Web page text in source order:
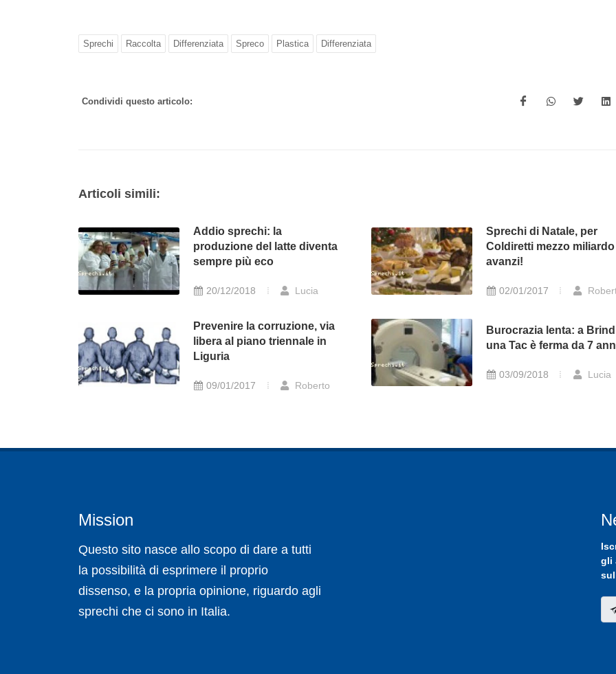
Sprechi Raccolta Differenziata Spreco Plastica Differenziata
Condividi questo articolo:
Articoli simili:
Addio sprechi: la
produzione del latte diventa
sempre più eco
20/12/2018 Lucia
Sprechi di Natale, per
Coldiretti mezzo
avanzi!
02/01/2017
Prevenire la corruzione, via
libera al piano triennale in
Liguria
09/01/2017 Roberto
Burocrazia lenta: a
una Tac è ferma da 7
03/09/2018 Lucia
Mission
Questo sito nasce allo scopo di dare a tutti
la possibilità di esprimere il proprio
dissenso, e la propria opinione, riguardo agli
sprechi che ci sono in Italia.
gli